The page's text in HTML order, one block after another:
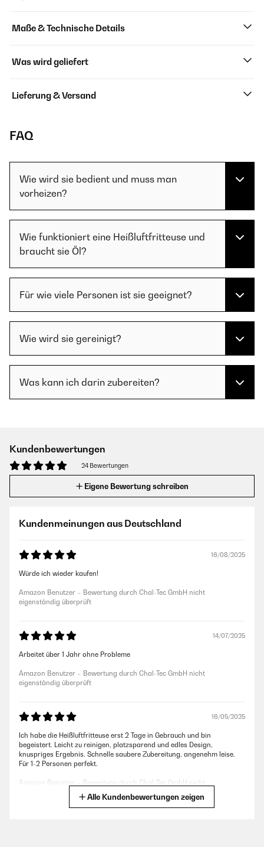
Maße & Technische Details
Was wird geliefert
Lieferung & Versand
FAQ
Wie wird sie bedient und muss man
vorheizen?
Wie funktioniert eine Heißluftfritteuse und
braucht sie Öl?
Für wie viele Personen ist sie geeignet?
Wie wird sie gereinigt?
Was kann ich darin zubereiten?
Kundenbewertungen
24 Bewertungen
Eigene Bewertung schreiben
Kundenmeinungen aus Deutschland
16/08/2025
Würde ich wieder kaufen!
Amazon Benutzer – Bewertung durch Chal-Tec GmbH nicht
eigenständig überprüft
14/07/2025
Arbeitet über 1 Jahr ohne Probleme
Amazon Benutzer – Bewertung durch Chal-Tec GmbH nicht
eigenständig überprüft
16/05/2025
Ich habe die Heißluftfritteuse erst 2 Tage in Gebrauch und bin
begeistert. Leicht zu reinigen, platzsparend und edles Design,
knuspriges Ergebnis. Schnelle saubere Zubereitung, angenehm leise.
Für 1-2 Personen perfekt.
Amazon Benutzer – Bewertung durch Chal-Tec GmbH nicht
eigenständig überprüftAlle Kundenbewertungen zeigen